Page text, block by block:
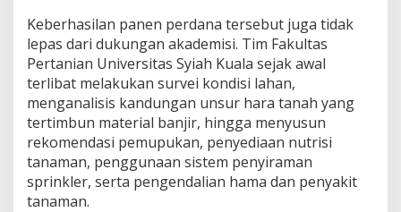
Keberhasilan panen perdana tersebut juga tidak
lepas dari dukungan akademisi. Tim Fakultas
Pertanian Universitas Syiah Kuala sejak awal
terlibat melakukan survei kondisi lahan,
menganalisis kandungan unsur hara tanah yang
tertimbun material banjir, hingga menyusun
rekomendasi pemupukan, penyediaan nutrisi
tanaman, penggunaan sistem penyiraman
sprinkler, serta pengendalian hama dan penyakit
tanaman.